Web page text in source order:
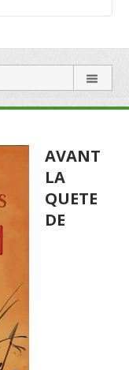
AVANT
LA
QUETE
DE